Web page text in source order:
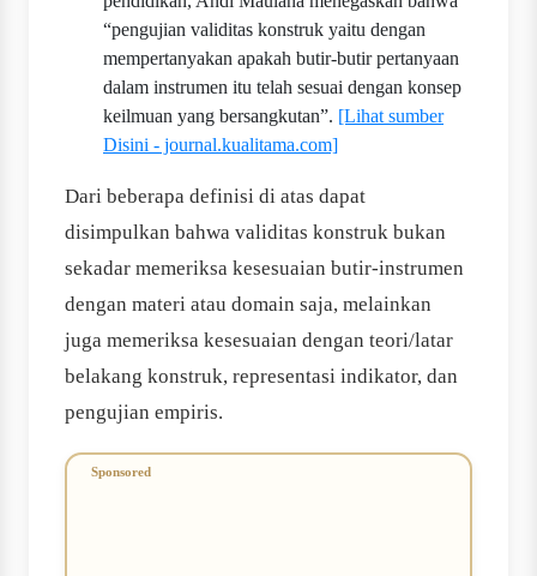
“pengujian validitas konstruk yaitu dengan
mempertanyakan apakah butir-butir pertanyaan
dalam instrumen itu telah sesuai dengan konsep
keilmuan yang bersangkutan”. [Lihat sumber
Disini - journal.kualitama.com]
Dari beberapa definisi di atas dapat
disimpulkan bahwa validitas konstruk bukan
sekadar memeriksa kesesuaian butir-instrumen
dengan materi atau domain saja, melainkan
juga memeriksa kesesuaian dengan teori/latar
belakang konstruk, representasi indikator, dan
pengujian empiris.